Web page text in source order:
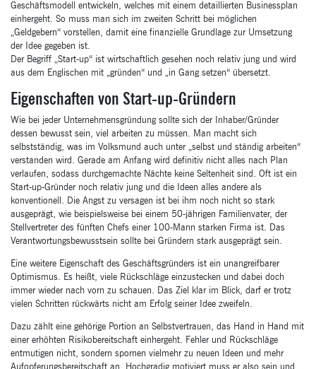
Geschäftsmodell entwickeln, welches mit einem detaillierten Businessplan
einhergeht. So muss man sich im zweiten Schritt bei möglichen
„Geldgebern“ vorstellen, damit eine finanzielle Grundlage zur Umsetzung
der Idee gegeben ist.
Der Begriff „Start-up“ ist wirtschaftlich gesehen noch relativ jung und wird
aus dem Englischen mit „gründen“ und „in Gang setzen“ übersetzt.
Eigenschaften von Start-up-Gründern
Wie bei jeder Unternehmensgründung sollte sich der Inhaber/Gründer
dessen bewusst sein, viel arbeiten zu müssen. Man macht sich
selbstständig, was im Volksmund auch unter „selbst und ständig arbeiten“
verstanden wird. Gerade am Anfang wird definitiv nicht alles nach Plan
verlaufen, sodass durchgemachte Nächte keine Seltenheit sind. Oft ist ein
Start-up-Gründer noch relativ jung und die Ideen alles andere als
konventionell. Die Angst zu versagen ist bei ihm noch nicht so stark
ausgeprägt, wie beispielsweise bei einem 50-jährigen Familienvater, der
Stellvertreter des fünften Chefs einer 100-Mann starken Firma ist. Das
Verantwortungsbewusstsein sollte bei Gründern stark ausgeprägt sein.
Eine weitere Eigenschaft des Geschäftsgründers ist ein unangreifbarer
Optimismus. Es heißt, viele Rückschläge einzustecken und dabei doch
immer wieder nach vorn zu schauen. Das Ziel klar im Blick, darf er trotz
vielen Schritten rückwärts nicht am Erfolg seiner Idee zweifeln.
Dazu zählt eine gehörige Portion an Selbstvertrauen, das Hand in Hand mit
einer erhöhten Risikobereitschaft einhergeht. Fehler und Rückschläge
entmutigen nicht, sondern spornen vielmehr zu neuen Ideen und mehr
Aufopferungsbereitschaft an. Hochgradig motiviert muss er also sein und